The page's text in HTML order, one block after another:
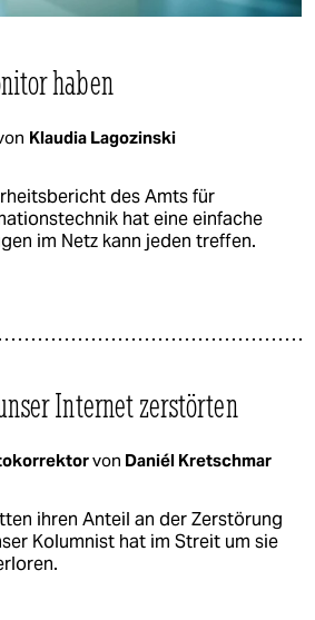
haben
Klaudia Lagozinski
des Amts für
hat eine einfache
im Netz kann jeden treffen.
Internet zerstörten
von Daniél Kretschmar
ihren Anteil an der Zerstörung
Kolumnist hat im Streit um sie